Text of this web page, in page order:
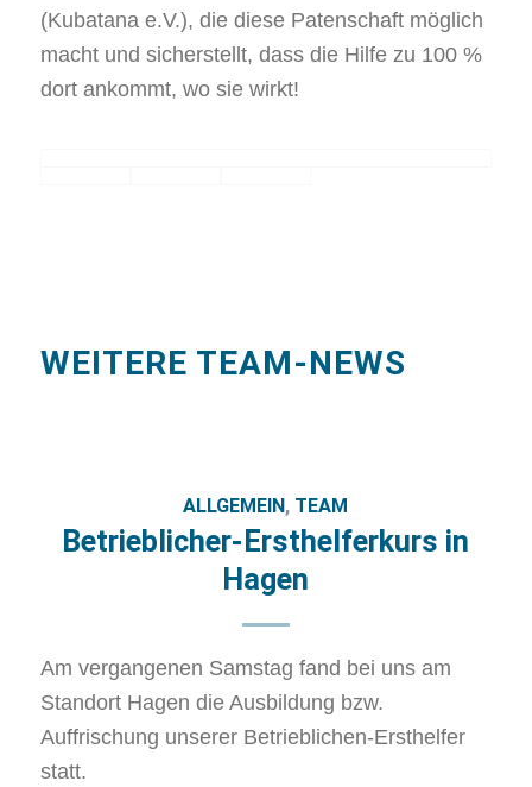
(Kubatana e.V.), die diese Patenschaft möglich
macht und sicherstellt, dass die Hilfe zu 100 %
dort ankommt, wo sie wirkt!
WEITERE TEAM-NEWS
ALLGEMEIN , TEAM
Betrieblicher-Ersthelferkurs in
Hagen
Am vergangenen Samstag fand bei uns am
Standort Hagen die Ausbildung bzw.
Auffrischung unserer Betrieblichen-Ersthelfer
statt.